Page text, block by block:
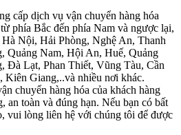
cấp dịch vụ vận chuyển hàng hóa
phía Bắc đến phía Nam và ngược lại,
Nội, Hải Phòng, Nghệ An, Thanh
Quảng Nam, Hội An, Huế, Quảng
Đà Lạt, Phan Thiết, Vũng Tàu, Cần
Giang,..và nhiều nơi khác.
chuyển hàng hóa của khách hàng
an toàn và đúng hạn. Nếu bạn có bất
vui lòng liên hệ với chúng tôi để được